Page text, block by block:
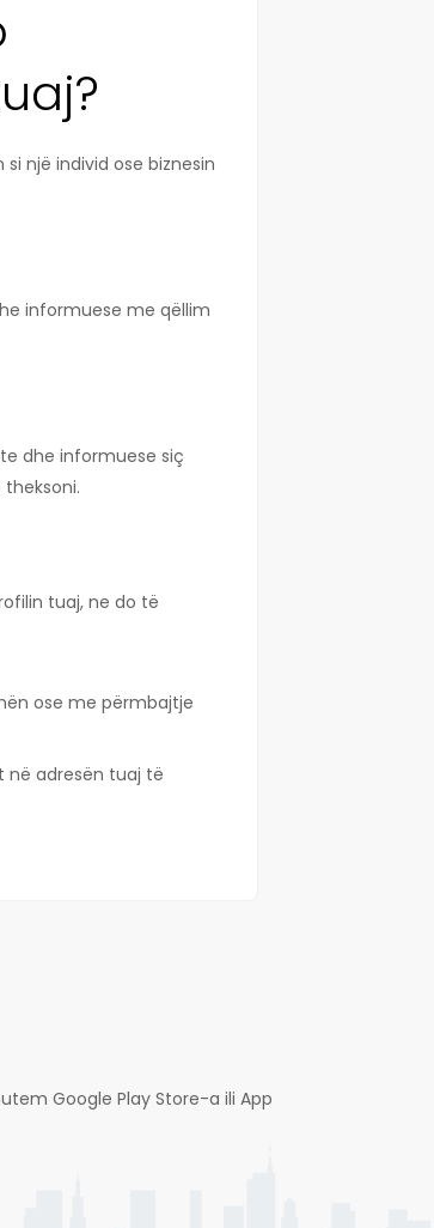
një individ ose biznesin
informuese me qëllim
dhe informuese siç
tuaj, ne do të
ose me përmbajtje
në adresën tuaj të
Google Play Store-a ili App